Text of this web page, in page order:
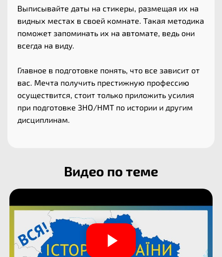
Выписывайте даты на стикеры, размещая их на
видных местах в своей комнате. Такая методика
поможет запоминать их на автомате, ведь они
всегда на виду.
Главное в подготовке понять, что все зависит от
вас. Мечта получить престижную профессию
осуществится, стоит только приложить усилия
при подготовке ЗНО/НМТ по истории и другим
дисциплинам.
Видео по теме